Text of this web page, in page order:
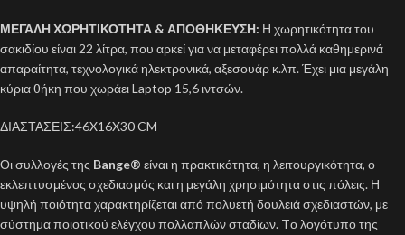
ΜΕΓΑΛΗ ΧΩΡΗΤΙΚΟΤΗΤΑ & ΑΠΟΘΗΚΕΥΣΗ: Η χωρητικότητα του
σακιδίου είναι 22 λίτρα, που αρκεί για να μεταφέρει πολλά καθημερινά
απαραίτητα, τεχνολογικά ηλεκτρονικά, αξεσουάρ κ.λπ. Έχει μια μεγάλη
κύρια θήκη που χωράει Laptop 15,6 ιντσών.
ΔΙΑΣΤΑΣΕΙΣ:46X16X30 CM
Οι συλλογές της Bange® είναι η πρακτικότητα, η λειτουργικότητα, ο
εκλεπτυσμένος σχεδιασμός και η μεγάλη χρησιμότητα στις πόλεις. Η
υψηλή ποιότητα χαρακτηρίζεται από πολυετή δουλειά σχεδιαστών, με
σύστημα ποιοτικού ελέγχου πολλαπλών σταδίων. Tο λογότυπο της